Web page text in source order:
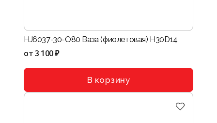
HJ6037-30-О80 Ваза (фиолетовая) H30D14
от3 100 ₽
В корзину